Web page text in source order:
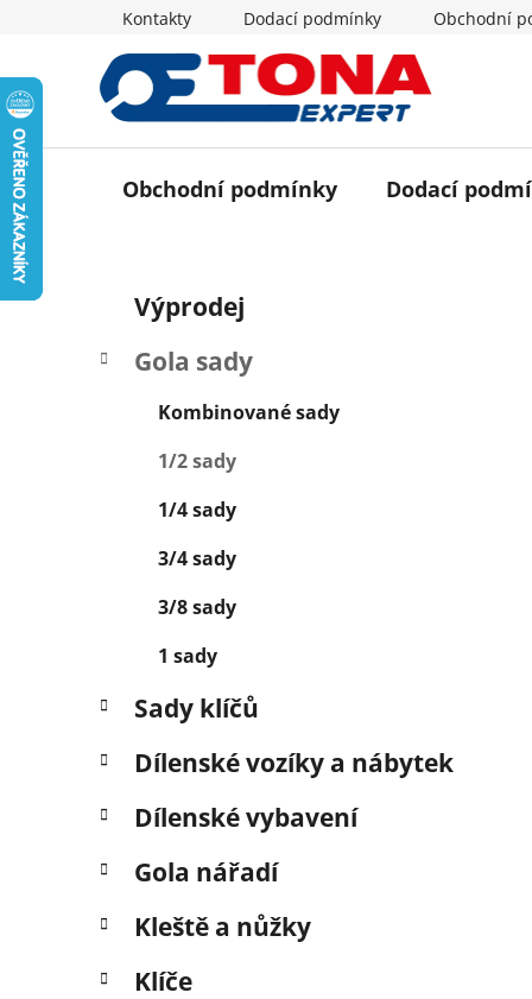
Kontakty Dodací podmínky Obchodní
Obchodní podmínky Dodací
s
l
Přeskočit
kategorie
e
Výprodej
Gola sady
Kombinované sady
1/2 sady
1/4 sady
3/4 sady
3/8 sady
1 sady
Sady klíčů
Dílenské vozíky a nábytek
Dílenské vybavení
Gola nářadí
Kleště a nůžky
Klíče